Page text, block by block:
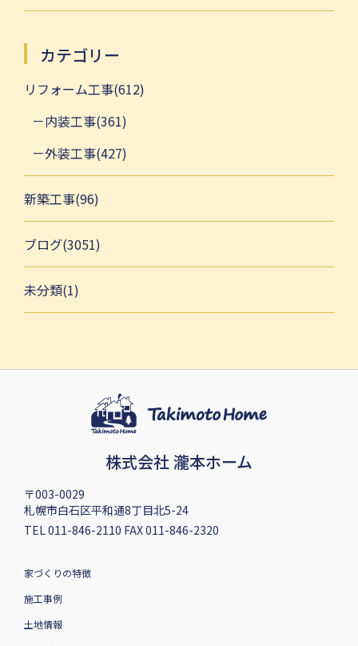
カテゴリー
リフォーム工事(612)
内装工事(361)
外装工事(427)
新築工事(96)
ブログ(3051)
未分類(1)
株式会社 瀧本ホーム
〒003-0029
札幌市白石区平和通8丁目北5-24
TEL 011-846-2110 FAX 011-846-2320
家づくりの特徴
施工事例
土地情報